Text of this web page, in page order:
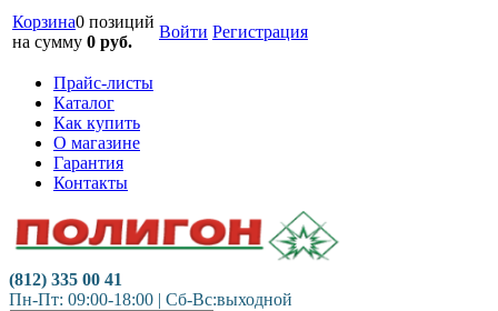
Корзина0 позиций
на сумму 0 руб.
Войти Регистрация
Прайс-листы
Каталог
Как купить
О магазине
Гарантия
Контакты
(812) 335 00 41
Пн-Пт: 09:00-18:00 | Сб-Вс:выходной